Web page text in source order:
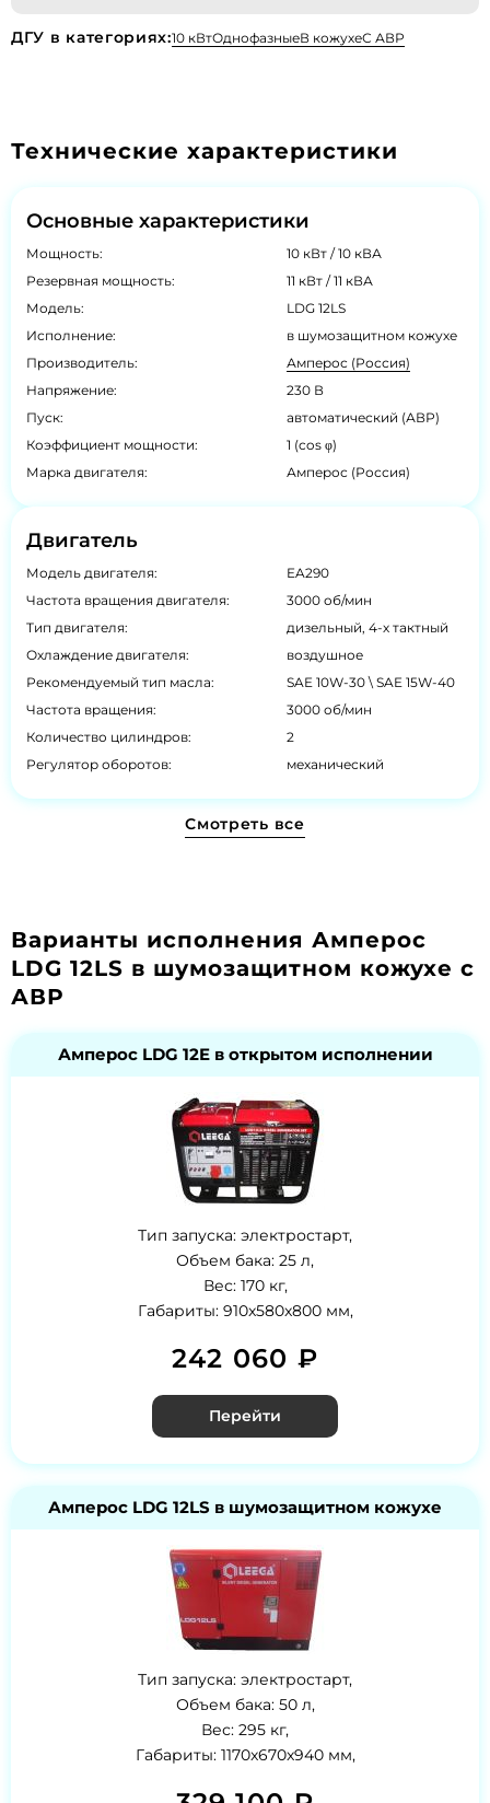
ДГУ в категориях:10 кВтОднофазныеВ кожухеС АВР
Технические характеристики
Основные характеристики
Мощность:
10 кВт / 10 кВА
Резервная мощность:
11 кВт / 11 кВА
Модель:
LDG 12LS
Исполнение:
в шумозащитном кожухе
Производитель:
Амперос (Россия)
Напряжение:
230 В
Пуск:
автоматический (АВР)
Коэффициент мощности:
1 (cos φ)
Марка двигателя:
Амперос (Россия)
Двигатель
Модель двигателя:
EA290
Частота вращения двигателя:
3000 об/мин
Тип двигателя:
дизельный, 4-х тактный
Охлаждение двигателя:
воздушное
Рекомендуемый тип масла:
SAE 10W-30 \ SAE 15W-40
Частота вращения:
3000 об/мин
Количество цилиндров:
2
Регулятор оборотов:
механический
Смотреть все
Варианты исполнения Амперос
LDG 12LS в шумозащитном кожухе с
АВР
Амперос LDG 12E в открытом исполнении
Тип запуска: электростарт,
Объем бака: 25 л,
Вес: 170 кг,
Габариты: 910x580x800 мм,
242 060 ₽
Перейти
Амперос LDG 12LS в шумозащитном кожухе
Тип запуска: электростарт,
Объем бака: 50 л,
Вес: 295 кг,
Габариты: 1170x670x940 мм,